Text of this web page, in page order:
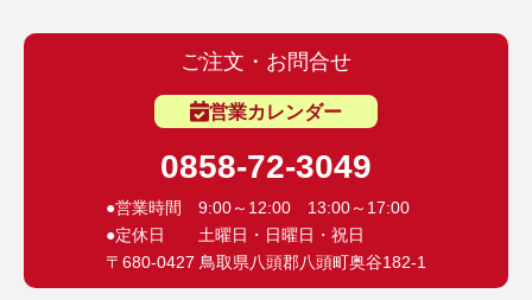
ご注文・お問合せ
営業カレンダー
0858-72-3049
●営業時間 9:00～12:00 13:00～17:00
●定休日 土曜日・日曜日・祝日
〒680-0427 鳥取県八頭郡八頭町奥谷182-1